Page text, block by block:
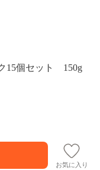
15個セット 150g
お気に入り